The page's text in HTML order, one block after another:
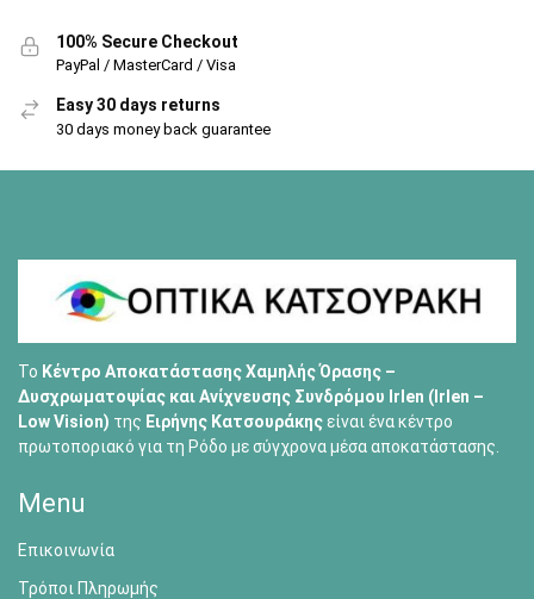
100% Secure Checkout
PayPal / MasterCard / Visa
Easy 30 days returns
30 days money back guarantee
Το Κέντρο Αποκατάστασης Χαμηλής Όρασης –
Δυσχρωματοψίας και Ανίχνευσης Συνδρόμου Irlen (Irlen –
Low Vision) της Ειρήνης Κατσουράκηςείναι ένα κέντρο
πρωτοποριακό για τη Ρόδο με σύγχρονα μέσα αποκατάστασης.
Menu
Επικοινωνία
Τρόποι Πληρωμής